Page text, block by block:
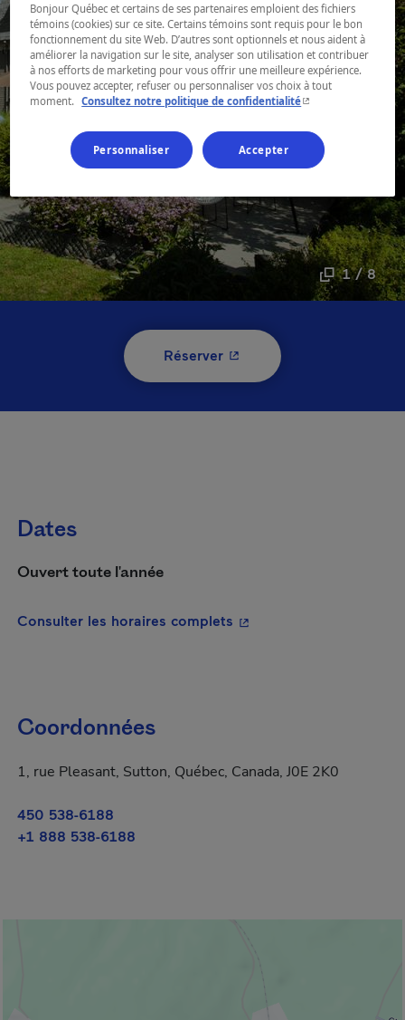
1 / 8
Réserver- Cet hyperlien s'ouvrira
Dates
Ouvert toute l'année
Consulter les horaires complets - Cet hyperlien
Coordonnées
1, rue Pleasant, Sutton, Québec, Canada, J0E 2K0
450 538-6188
+1 888 538-6188
Bonjour Québec et certains de ses partenaires emploient des fichiers
témoins (cookies) sur ce site. Certains témoins sont requis pour le bon
fonctionnement du site Web. D’autres sont optionnels et nous aident à
améliorer la navigation sur le site, analyser son utilisation et contribuer
à nos efforts de marketing pour vous offrir une meilleure expérience.
Vous pouvez accepter, refuser ou personnaliser vos choix à tout
moment.
Consultez notre politique de confidentialité- Cet hyperlien
Personnaliser Accepter